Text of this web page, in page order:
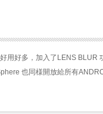
用好多，加入了LENS BLUR
也同様開放給所有